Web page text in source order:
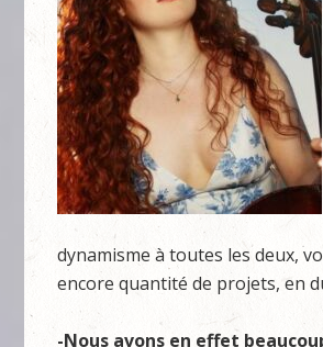
dynamisme à toutes les deux,
encore quantité de projets, en
-Nous avons en effet